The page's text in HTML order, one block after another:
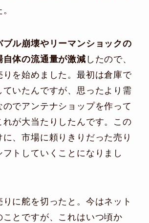
ブル崩壊やリーマンショックの
体の流通量が激減 したので、
りを始めました。最初は倉庫で
ていたんですが、思ったより需
でアンテナショップを作って
れが大当たりしたんです。この
に、市場に頼りきりだった売り
トしていくことになりまし
に舵を切ったと。今はネット
とですが、これはいつ頃か